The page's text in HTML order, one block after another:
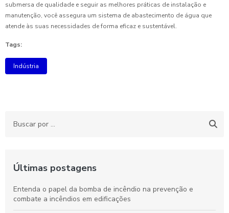
submersa de qualidade e seguir as melhores práticas de instalação e
manutenção, você assegura um sistema de abastecimento de água que
atende às suas necessidades de forma eficaz e sustentável.
Tags:
Indústria
Últimas postagens
Entenda o papel da bomba de incêndio na prevenção e
combate a incêndios em edificações